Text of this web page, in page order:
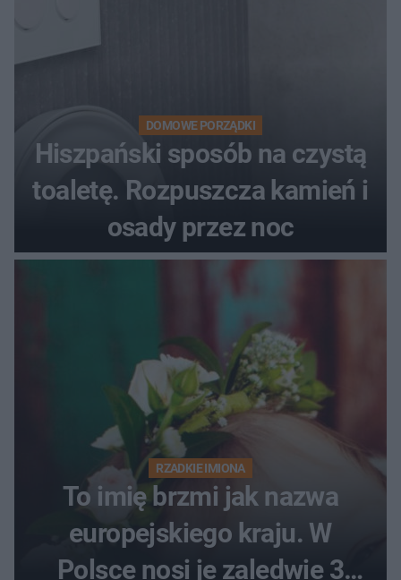
DOMOWE PORZĄDKI
Hiszpański sposób na czystą
toaletę. Rozpuszcza kamień i
osady przez noc
RZADKIE IMIONA
To imię brzmi jak nazwa
europejskiego kraju. W
Polsce nosi je zaledwie 3